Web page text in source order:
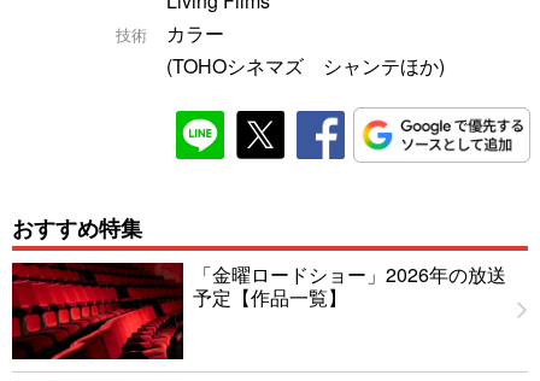
技術
カラー
(TOHOシネマズ シャンテほか)
おすすめ特集
「金曜ロードショー」2026年の放送
予定【作品一覧】